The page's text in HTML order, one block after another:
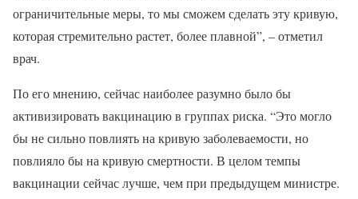
ограничительные меры, то мы сможем сделать эту кривую,
которая стремительно растет, более плавной”, – отметил
врач.
По его мнению, сейчас наиболее разумно было бы
активизировать вакцинацию в группах риска. “Это могло
бы не сильно повлиять на кривую заболеваемости, но
повлияло бы на кривую смертности. В целом темпы
вакцинации сейчас лучше, чем при предыдущем министре.